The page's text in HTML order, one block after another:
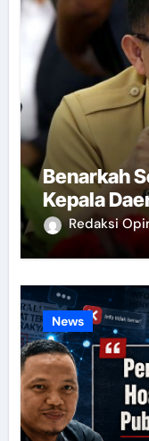
Benarkah
Kepala
Redaksi
News